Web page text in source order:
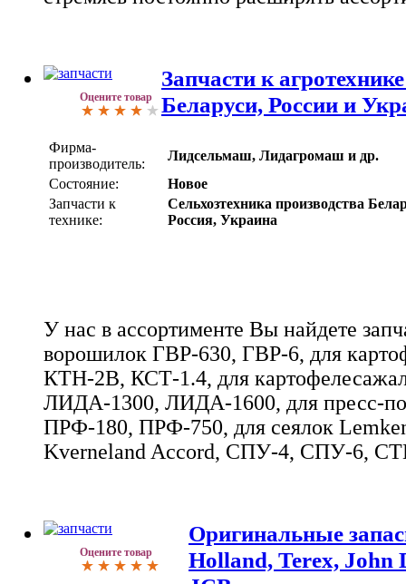
Оцените товар
Запчасти к
Беларуси, России и
Фирма-
производитель:
Лидсельмаш, Лидагромаш и др.
Состояние:
Новое
Запчасти к
технике:
Сельхозтехника производства
Россия, Украина
У нас в ассортименте Вы найдете
ворошилок ГВР-630, ГВР-6, для
КТН-2В, КСТ-1.4, для
ЛИДА-1300, ЛИДА-1600, для пресс-
ПРФ-180, ПРФ-750, для сеялок
Kverneland Accord, СПУ-4, СПУ-6,
Оцените товар
Оригинальные
Holland, Terex, John